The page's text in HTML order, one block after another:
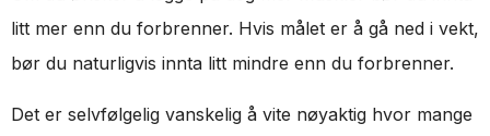
litt mer enn du forbrenner. Hvis målet er å gå ned i vekt,
bør du naturligvis innta litt mindre enn du forbrenner.
Det er selvfølgelig vanskelig å vite nøyaktig hvor mange